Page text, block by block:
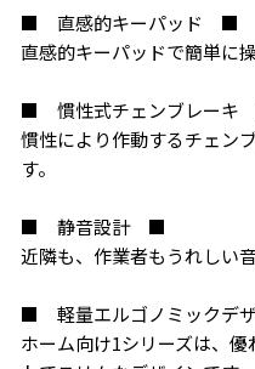
■ 直感的キーパッド ■
直感的キーパッドで簡単に
■ 慣性式チェンブレー
慣性により作動するチェン
す。
■ 静音設計 ■
近隣も、作業者もうれしい
■ 軽量エルゴノミックデ
ホーム向け1シリーズは、